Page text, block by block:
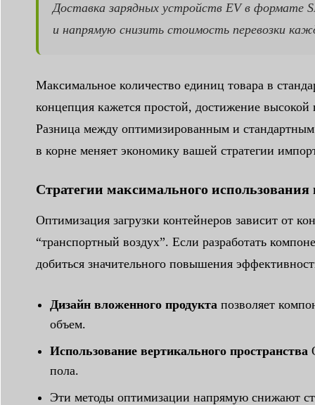
Доставка зарядных устройств EV в формате
и напрямую снизить стоимость перевозки
Максимальное количество единиц товара в
концепция кажется простой, достижение
Разница между оптимизированным и стандартным
в корне меняет экономику вашей стратегии
Стратегии максимального использования
Оптимизация загрузки контейнеров зависит от
“транспортный воздух”. Если разработать
добиться значительного повышения
Дизайн вложенного продукта позволяет
объем.
Использование вертикального пространства
пола.
Эти методы оптимизации напрямую снижают